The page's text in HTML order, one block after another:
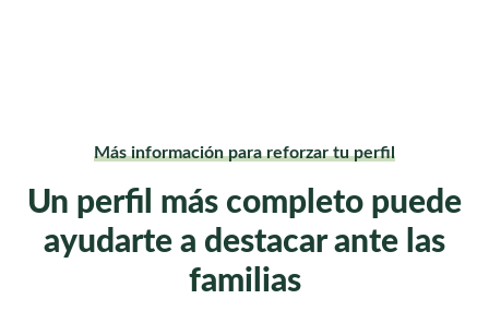
Más información para reforzar tu perfil
Un perfil más completo puede
ayudarte a destacar ante las
familias